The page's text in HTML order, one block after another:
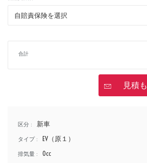
合計
見積
区分 : 新車
タイプ : EV（原１）
排気量 : 0cc
メーカー
排気量